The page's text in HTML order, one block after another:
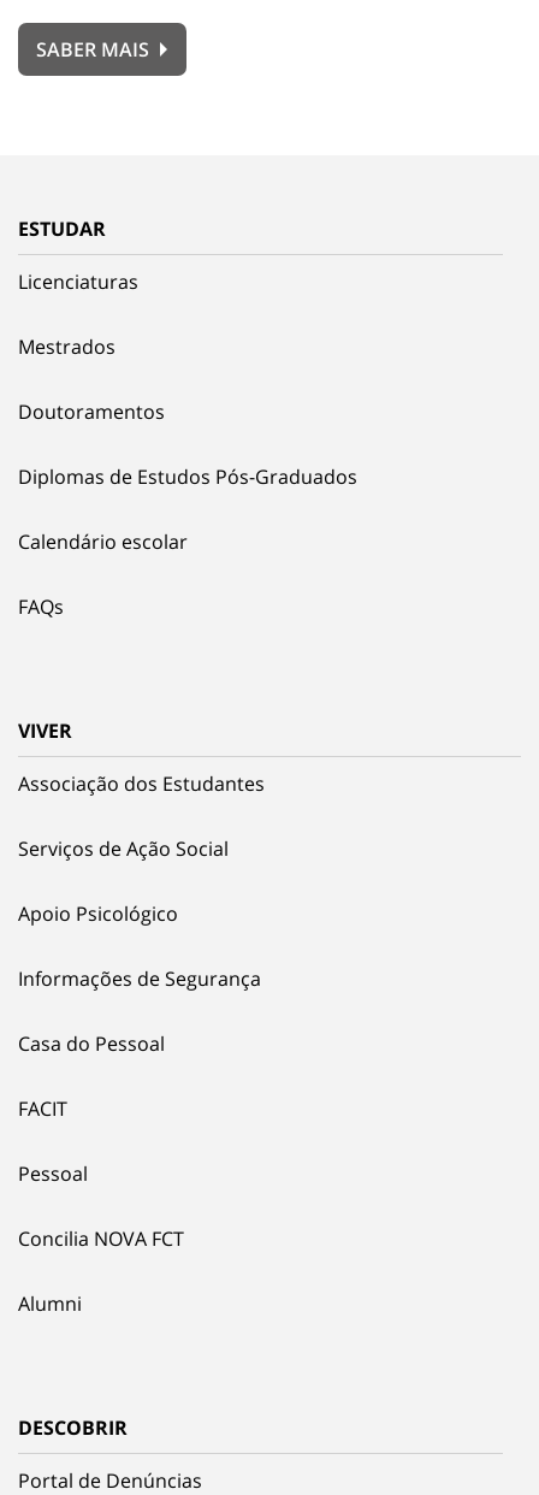
SABER MAIS
ESTUDAR
Licenciaturas
Mestrados
Doutoramentos
Diplomas de Estudos Pós-Graduados
Calendário escolar
FAQs
VIVER
Associação dos Estudantes
Serviços de Ação Social
Apoio Psicológico
Informações de Segurança
Casa do Pessoal
FACIT
Pessoal
Concilia NOVA FCT
Alumni
DESCOBRIR
Portal de Denúncias